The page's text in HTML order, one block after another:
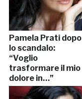
Pamela Prati dopo
lo scandalo:
“Voglio
trasformare il mio
dolore in…”